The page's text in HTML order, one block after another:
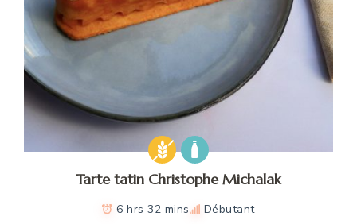
Tarte tatin Christophe Michalak
6 hrs 32 mins Débutant